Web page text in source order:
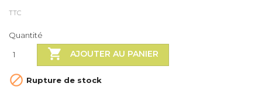
TTC
Quantité
 AJOUTER AU PANIER
 Rupture de stock